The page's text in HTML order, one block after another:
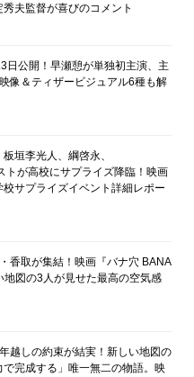
夫監督が喜びのコメント
日公開！早瀬憩が単独初主演、主
像＆ティザービジュアル6種も解
垣李光人、綱啓永、
トが高校にサプライズ降臨！映画
校サプライズイベント詳細レポー
香取が集結！映画『バナ穴 BANA
図の3人が見せた最高の空気感
越しの約束が結実！新しい地図の
完成する」唯一無二の物語。映